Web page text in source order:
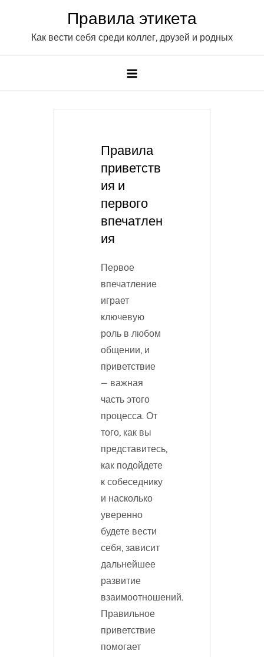
content
Правила этикета
Как вести себя среди коллег, друзей и родных
Правила
приветств
ия и
первого
впечатлен
ия
Первое
впечатление
играет
ключевую
роль в любом
общении, и
приветствие
— важная
часть этого
процесса. От
того, как вы
представитесь,
как подойдете
к собеседнику
и насколько
уверенно
будете вести
себя, зависит
дальнейшее
развитие
взаимоотношений.
Правильное
приветствие
помогает